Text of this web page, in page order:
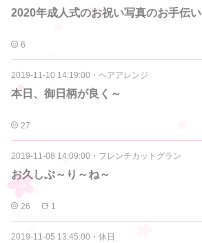
2020年成人式のお祝い写真のお手伝い
6
2019-11-10 14:19:00 ・ ヘアアレンジ
本日、御日柄が良く～
27
2019-11-08 14:09:00 ・ フレンチカットグラン
お久しぶ～り～ね～
26 1
2019-11-05 13:45:00 ・ 休日